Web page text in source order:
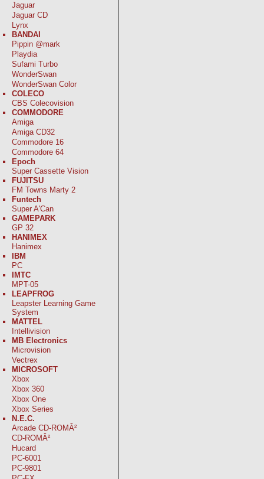
Jaguar
Jaguar CD
Lynx
BANDAI
Pippin @mark
Playdia
Sufami Turbo
WonderSwan
WonderSwan Color
COLECO
CBS Colecovision
COMMODORE
Amiga
Amiga CD32
Commodore 16
Commodore 64
Epoch
Super Cassette Vision
FUJITSU
FM Towns Marty 2
Funtech
Super A'Can
GAMEPARK
GP 32
HANIMEX
Hanimex
IBM
PC
IMTC
MPT-05
LEAPFROG
Leapster Learning Game
System
MATTEL
Intellivision
MB Electronics
Microvision
Vectrex
MICROSOFT
Xbox
Xbox 360
Xbox One
Xbox Series
N.E.C.
Arcade CD-ROMÂ²
CD-ROMÂ²
Hucard
PC-6001
PC-9801